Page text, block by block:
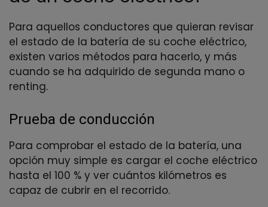
Para aquellos conductores que quieran revisar
el estado de la batería de su coche eléctrico,
existen varios métodos para hacerlo, y más
cuando se ha adquirido de segunda mano o
renting.
Prueba de conducción
Para comprobar el estado de la batería, una
opción muy simple es cargar el coche eléctrico
hasta el 100 % y ver cuántos kilómetros es
capaz de cubrir en el recorrido.